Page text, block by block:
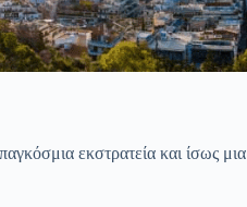
εκστρατεία και ίσως μια